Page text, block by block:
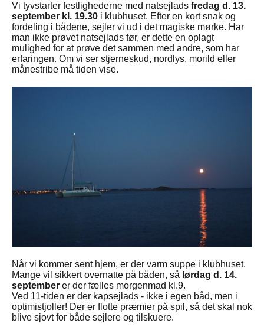
Vi tyvstarter festlighederne med natsejlads fredag d. 13.
september kl. 19.30 i klubhuset. Efter en kort snak og
fordeling i bådene, sejler vi ud i det magiske mørke. Har
man ikke prøvet natsejlads før, er dette en oplagt
mulighed for at prøve det sammen med andre, som har
erfaringen. Om vi ser stjerneskud, nordlys, morild eller
månestribe må tiden vise.
Når vi kommer sent hjem, er der varm suppe i klubhuset.
Mange vil sikkert overnatte på båden, så lørdag d. 14.
september er der fælles morgenmad kl.9.
Ved 11-tiden er der kapsejlads - ikke i egen båd, men i
optimistjoller! Der er flotte præmier på spil, så det skal nok
blive sjovt for både sejlere og tilskuere.